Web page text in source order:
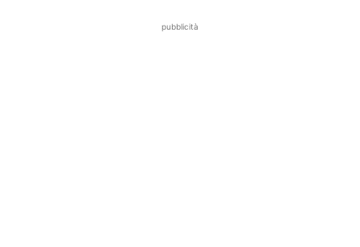
pubblicità